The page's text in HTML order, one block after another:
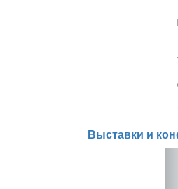
Выставки и